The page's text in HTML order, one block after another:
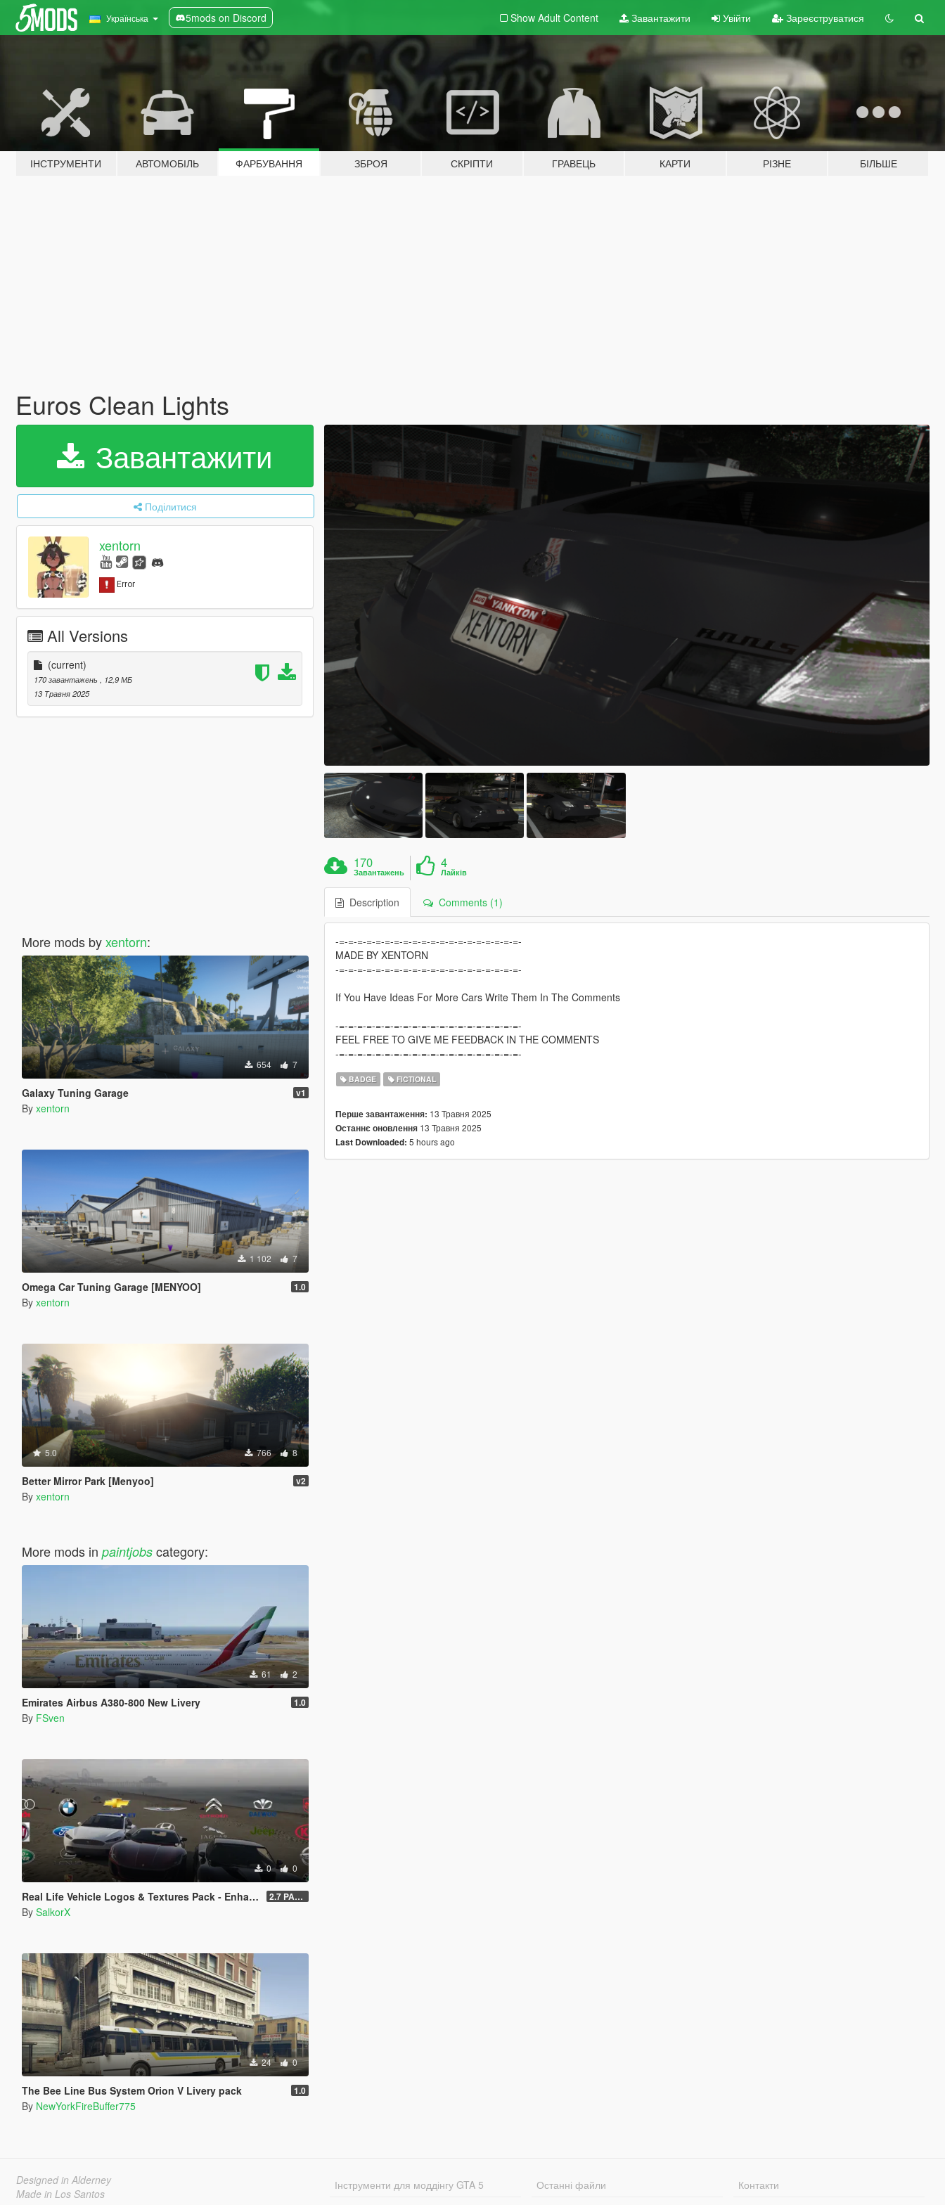
Українська 5mods on Discord Show Adult Content Завантажити Увійти Зареєструватися
ІНСТРУМЕНТИ АВТОМОБІЛЬ ФАРБУВАННЯ ЗБРОЯ СКРІПТИ ГРАВЕЦЬ КАРТИ РІЗНЕ БІЛЬШЕ
Euros Clean Lights
Завантажити
Поділитися
xentorn
All Versions
(current)
170 завантажень
, 12,9 МБ
13 Травня 2025
More mods byxentorn:
654 7
Galaxy Tuning Garage v1
By xentorn
1 102 7
Omega Car Tuning Garage [MENYOO] 1.0
By xentorn
5.0 766 8
Better Mirror Park [Menyoo] v2
By xentorn
More mods in paintjobscategory:
61 2
Emirates Airbus A380-800 New Livery 1.0
By FSven
0 0
Real Life Vehicle Logos & Textures Pack - Enhanced 2.7 PART 4
By SalkorX
24 0
The Bee Line Bus System Orion V Livery pack 1.0
By NewYorkFireBuffer775
170
Завантажень
4
Лайків
Description Comments (1)
-=-=-=-=-=-=-=-=-=-=-=-=-=-=-=-=-=-=-=-=-
MADE BY XENTORN
-=-=-=-=-=-=-=-=-=-=-=-=-=-=-=-=-=-=-=-=-
If You Have Ideas For More Cars Write Them In The Comments
-=-=-=-=-=-=-=-=-=-=-=-=-=-=-=-=-=-=-=-=-
FEEL FREE TO GIVE ME FEEDBACK IN THE COMMENTS
-=-=-=-=-=-=-=-=-=-=-=-=-=-=-=-=-=-=-=-=-
BADGE FICTIONAL
Перше завантаження: 13 Травня 2025
Останнє оновлення13 Травня 2025
Last Downloaded: 5 hours ago
Designed in Alderney
Made in Los Santos
Інструменти для моддінгу GTA 5
Останні файли
Контакти